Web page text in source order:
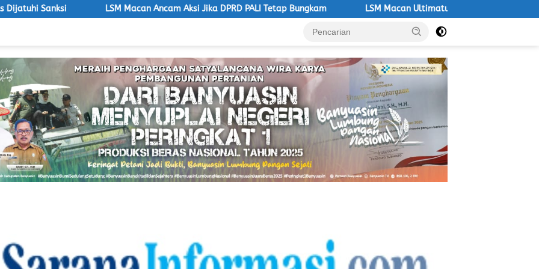
LSM Macan Ancam Aksi Jika DPRD PALI Tetap Bungkam LSM Macan Ultimatum DLH PALI, Ancam Aksi Besar Jika